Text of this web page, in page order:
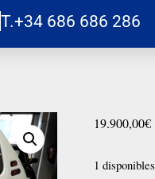
T.+34 686 686 286
19.900,00€
1 disponibles